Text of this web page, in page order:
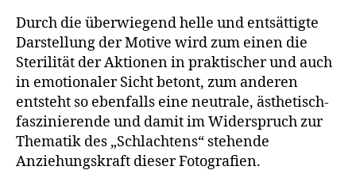
Durch die überwiegend helle und entsättigte
Darstellung der Motive wird zum einen die
Sterilität der Aktionen in praktischer und auch
in emotionaler Sicht betont, zum anderen
entsteht so ebenfalls eine neutrale, ästhetisch-
faszinierende und damit im Widerspruch zur
Thematik des „Schlachtens“ stehende
Anziehungskraft dieser Fotografien.